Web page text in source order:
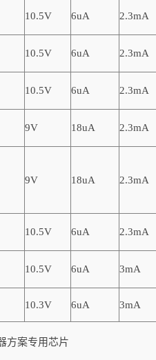
10.5V 6uA 2.3mA
10.5V 6uA 2.3mA
10.5V 6uA 2.3mA
9V 18uA 2.3mA
9V 18uA 2.3mA
10.5V 6uA 2.3mA
10.5V 6uA 3mA
10.3V 6uA 3mA
方案专用芯片